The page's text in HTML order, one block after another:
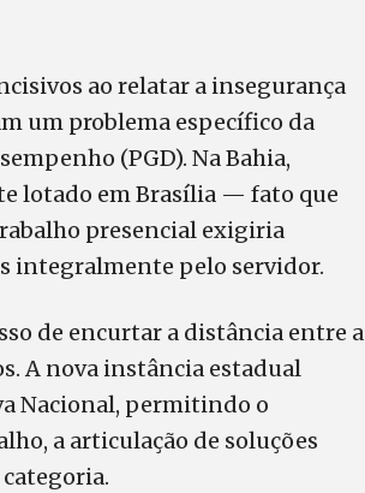
ao relatar a insegurança
um problema específico da
(PGD). Na Bahia,
lotado em Brasília — fato que
presencial exigiria
integralmente pelo servidor.
de encurtar a distância entre a
A nova instância estadual
Nacional, permitindo o
a articulação de soluções